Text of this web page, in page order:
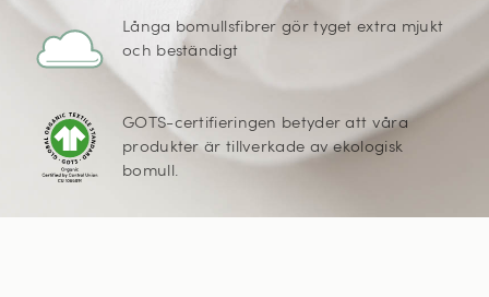
Långa bomullsfibrer gör tyget extra mjukt
och beständigt
GOTS-certifieringen betyder att våra
produkter är tillverkade av ekologisk
bomull.